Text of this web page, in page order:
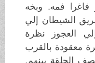
فمه. وبخه
الشيطان إلي
العجوز نظرة
بالقرب
بينهم.